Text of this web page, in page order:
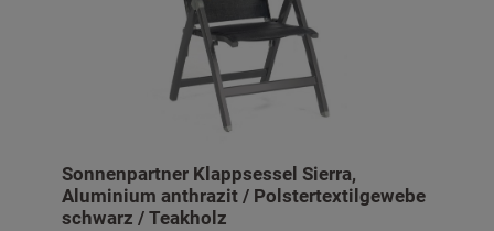
Sonnenpartner Klappsessel Sierra,
Aluminium anthrazit / Polstertextilgewebe
schwarz / Teakholz